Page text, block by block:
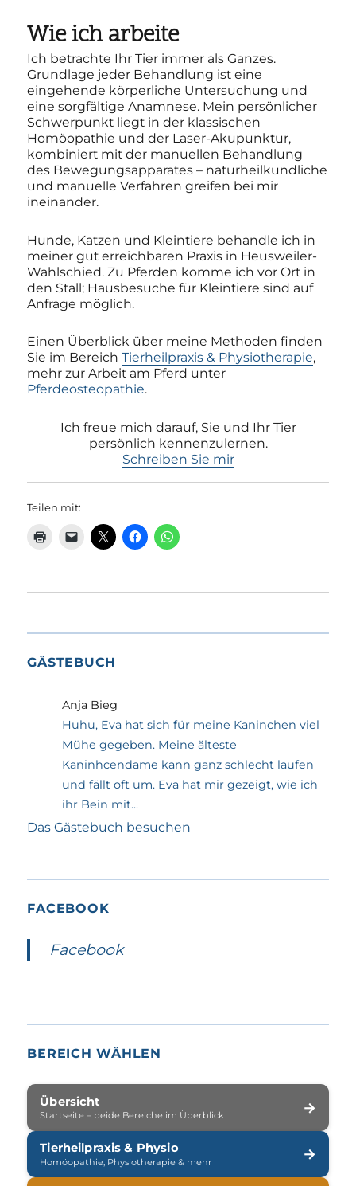
Wie ich arbeite
Ich betrachte Ihr Tier immer als Ganzes.
Grundlage jeder Behandlung ist eine
eingehende körperliche Untersuchung und
eine sorgfältige Anamnese. Mein persönlicher
Schwerpunkt liegt in der klassischen
Homöopathie und der Laser-Akupunktur,
kombiniert mit der manuellen Behandlung
des Bewegungsapparates – naturheilkundliche
und manuelle Verfahren greifen bei mir
ineinander.
Hunde, Katzen und Kleintiere behandle ich in
meiner gut erreichbaren Praxis in Heusweiler-
Wahlschied. Zu Pferden komme ich vor Ort in
den Stall; Hausbesuche für Kleintiere sind auf
Anfrage möglich.
Einen Überblick über meine Methoden finden
Sie im BereichTierheilpraxis & Physiotherapie,
mehr zur Arbeit am Pferd unter
Pferdeosteopathie.
Ich freue mich darauf, Sie und Ihr Tier
persönlich kennenzulernen.
Schreiben Sie mir
Teilen mit:
GÄSTEBUCH
Anja Bieg
Huhu, Eva hat sich für meine Kaninchen viel
Mühe gegeben. Meine älteste
Kaninhcendame kann ganz schlecht laufen
und fällt oft um. Eva hat mir gezeigt, wie ich
ihr Bein mit...
Das Gästebuch besuchen
FACEBOOK
Facebook
BEREICH WÄHLEN
Übersicht
Startseite – beide Bereiche im Überblick →
Tierheilpraxis & Physio
Homöopathie, Physiotherapie & mehr →